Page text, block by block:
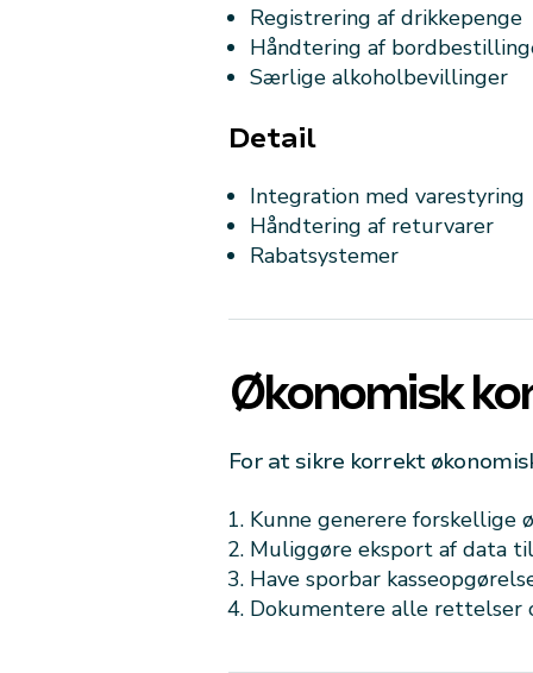
Registrering af drikkepenge
Håndtering af
Særlige alkoholbevillinger
Detail
Integration med varestyring
Håndtering af returvarer
Rabatsystemer
Økonomisk
For at sikre korrekt
Kunne generere forskellige
Muliggøre eksport af data
Have sporbar
Dokumentere alle rettelser